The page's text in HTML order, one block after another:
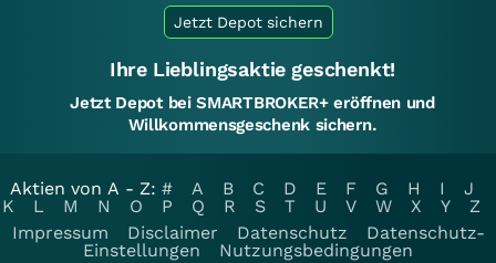
Jetzt Depot sichern
Ihre Lieblingsaktie geschenkt!
Jetzt Depot bei SMARTBROKER+ eröffnen und
Willkommensgeschenk sichern.
Aktien von A - Z: # A B C D E F G H I
J
K
L M N O P Q R S T U V W X Y
Z
Impressum
Disclaimer Datenschutz
Datenschutz-
Einstellungen
Nutzungsbedingungen